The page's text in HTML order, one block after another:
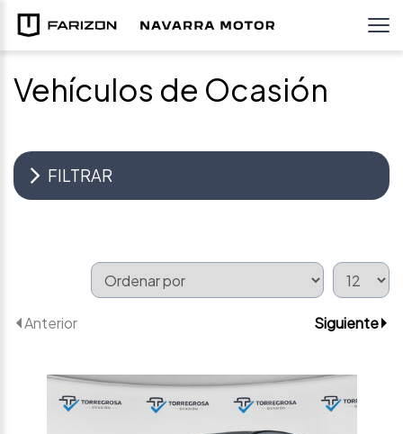
Vehículos de Ocasión
FILTRAR
Anterior Siguiente